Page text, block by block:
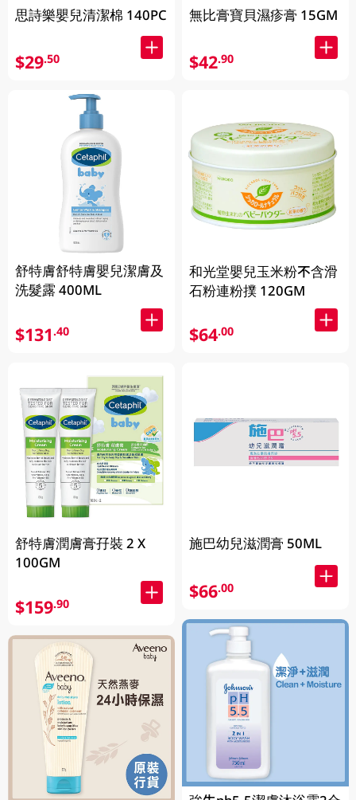
思詩樂嬰兒清潔棉 140PC
$29.50
舒特膚舒特膚嬰兒潔膚及
洗髮露 400ML
$131.40
舒特膚潤膚膏孖裝 2 X
100GM
$159.90
無比膏寶貝濕疹膏 15GM
$42.90
和光堂嬰兒玉米粉不含滑
石粉連粉撲 120GM
$64.00
施巴幼兒滋潤膏 50ML
$66.00